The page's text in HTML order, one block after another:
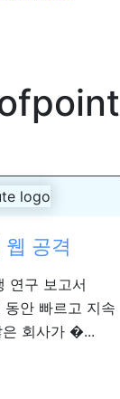
공격
연구 보고서
안 빠르고 지속
은 회사가 �...